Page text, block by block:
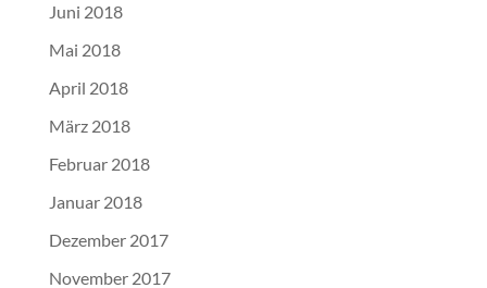
Juni 2018
Mai 2018
April 2018
März 2018
Februar 2018
Januar 2018
Dezember 2017
November 2017